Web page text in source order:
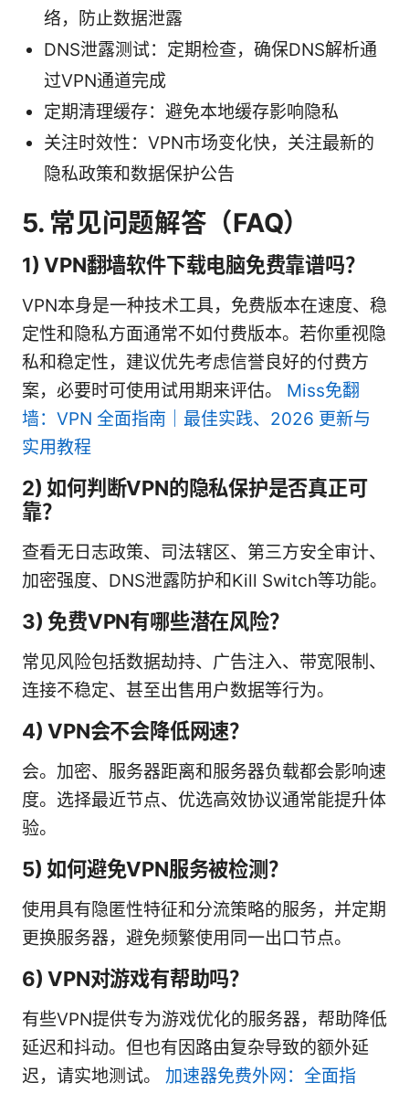
络，防止数据泄露
DNS泄露测试：定期检查，确保DNS解析通
过VPN通道完成
定期清理缓存：避免本地缓存影响隐私
关注时效性：VPN市场变化快，关注最新的
隐私政策和数据保护公告
5. 常见问题解答（FAQ）
1) VPN翻墙软件下载电脑免费靠谱吗？
VPN本身是一种技术工具，免费版本在速度、稳
定性和隐私方面通常不如付费版本。若你重视隐
私和稳定性，建议优先考虑信誉良好的付费方
案，必要时可使用试用期来评估。 Miss免翻
墙：VPN 全面指南｜最佳实践、2026 更新与
实用教程
2) 如何判断VPN的隐私保护是否真正可
靠？
查看无日志政策、司法辖区、第三方安全审计、
加密强度、DNS泄露防护和Kill Switch等功能。
3) 免费VPN有哪些潜在风险？
常见风险包括数据劫持、广告注入、带宽限制、
连接不稳定、甚至出售用户数据等行为。
4) VPN会不会降低网速？
会。加密、服务器距离和服务器负载都会影响速
度。选择最近节点、优选高效协议通常能提升体
验。
5) 如何避免VPN服务被检测？
使用具有隐匿性特征和分流策略的服务，并定期
更换服务器，避免频繁使用同一出口节点。
6) VPN对游戏有帮助吗？
有些VPN提供专为游戏优化的服务器，帮助降低
延迟和抖动。但也有因路由复杂导致的额外延
迟，请实地测试。 加速器免费外网：全面指